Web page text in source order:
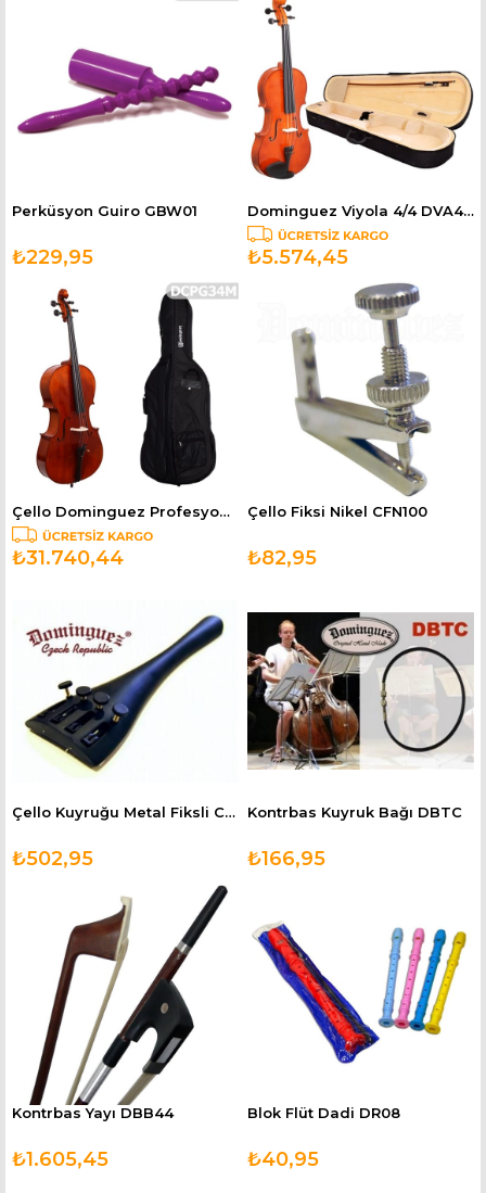
Perküsyon Guiro GBW01
₺229,95
Dominguez Viyola 4/4 DVA44LC
₺5.574,45
Çello Dominguez Profesyonel El Yapımı DCPG34M
₺31.740,44
Çello Fiksi Nikel CFN100
₺82,95
Çello Kuyruğu Metal Fiksli CMTP44
₺502,95
Kontrbas Kuyruk Bağı DBTC
₺166,95
Kontrbas Yayı DBB44
₺1.605,45
Blok Flüt Dadi DR08
₺40,95